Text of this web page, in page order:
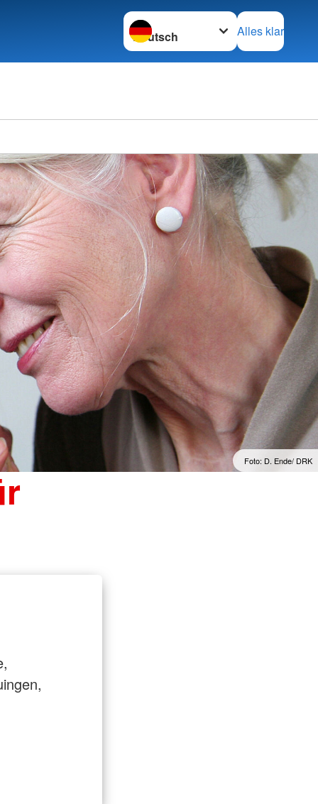
Sprache wechseln zu
Alles klar
Foto: D. Ende/ DRK